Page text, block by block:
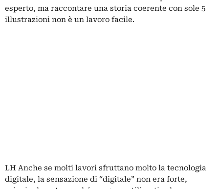
esperto, ma raccontare una storia coerente con sole 5
illustrazioni non è un lavoro facile.
LH Anche se molti lavori sfruttano molto la tecnologia
digitale, la sensazione di “digitale” non era forte,